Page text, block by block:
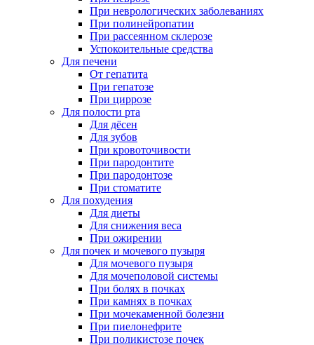
При неврологических заболеваниях
При полинейропатии
При рассеянном склерозе
Успокоительные средства
Для печени
От гепатита
При гепатозе
При циррозе
Для полости рта
Для дёсен
Для зубов
При кровоточивости
При пародонтите
При пародонтозе
При стоматите
Для похудения
Для диеты
Для снижения веса
При ожирении
Для почек и мочевого пузыря
Для мочевого пузыря
Для мочеполовой системы
При болях в почках
При камнях в почках
При мочекаменной болезни
При пиелонефрите
При поликистозе почек